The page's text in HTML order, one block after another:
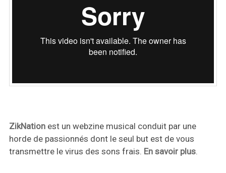
ZikNationest un webzine musical conduit par une
horde de passionnés dont le seul but est de vous
transmettre le virus des sons frais. En savoir plus.